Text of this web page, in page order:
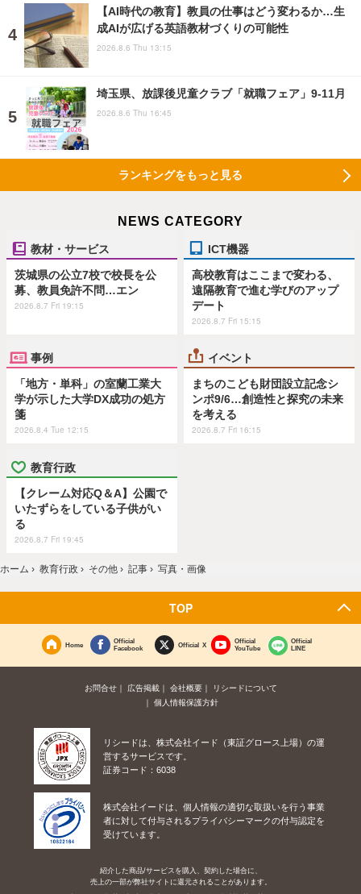
【AI時代の教育】教員の仕事はどう変わるか…生
成AIが広げる英語教材づくりの可能性
2026.8.6 Thu 13:15
埼玉県、放課後児童クラブ「就職フェア」9-11月
2026.8.6 Thu 16:45
ランキングをもっと見る
NEWS CATEGORY
教材・サービス
茨城県の公立7校で校長を公
募、教員免許不問…エン
2026.8.7 Fri 19:15
ICT機器
高校教育はここまで変わる、
遠隔教育で進む学びのアップ
デート
2026.8.7 Fri 15:15
事例
「地方・単科」の室蘭工業大
学が示した大学DX成功の処方
箋
2026.8.4 Tue 12:15
イベント
まちのこども財団設立記念シ
ンポ9/6…創造性と探究の未来
を考える
2026.8.7 Fri 16:15
教育行政
【クレーム対応Q＆A】公園で
いたずらをしている子供がい
る
2026.8.7 Fri 19:45
ホーム › 教育行政 › その他 › 記事 › 写真・画像
TOP
Home
Official
Facebook
Official X
Official
YouTube
Official
LINE
お問合せ 広告掲載 会社概要
リシードについて
個人情報保護方針
リシードは、株式会社イード（東証グロース上場）の運
営するサービスです。
証券コード：6038
株式会社イードは、個人情報の適切な取扱いを行う事業
者に対して付与されるプライバシーマークの付与認定を
受けています。
紹介した商品/サービスを購入、契約した場合に、
売上の一部が弊社サイトに還元されることがあります。